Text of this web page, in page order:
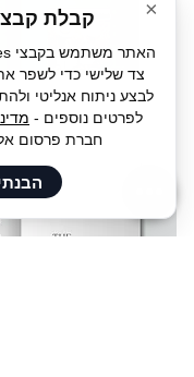
× קבלת
צד שלישי כדי לשפר
לבצע ניתוח אנליטי
לפרטים נוספים -
חברת פרסום